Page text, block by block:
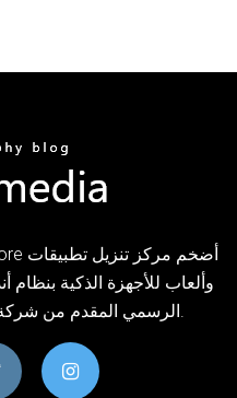
وألعاب للأجهزة الذكية بنظام